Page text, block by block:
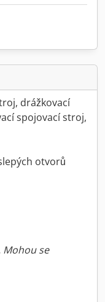
drážkovací
spojovací stroj,
otvorů
Mohou se